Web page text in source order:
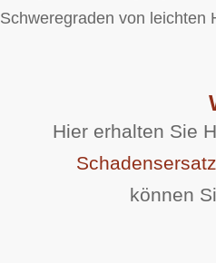
Schweregraden von leichten
Hier erhalten Sie
Schadensersatz
können